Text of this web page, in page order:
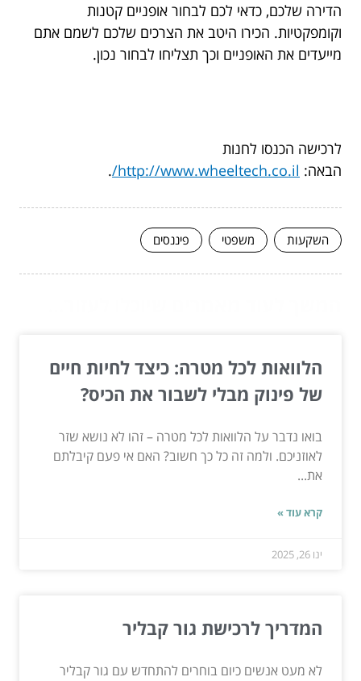
הדירה שלכם, כדאי לכם לבחור אופניים קטנות
וקומפקטיות. הכירו היטב את הצרכים שלכם לשמם אתם
מייעדים את האופניים וכך תצליחו לבחור נכון.
לרכישה הכנסו לחנות
הבאה: http://www.wheeltech.co.il/
.
השקעות משפטי פיננסים
הלוואות לכל מטרה: כיצד לחיות חיים
של פינוק מבלי לשבור את הכיס?
בואו נדבר על הלוואות לכל מטרה – זהו לא נושא שזר
לאוזניכם. ולמה זה כל כך חשוב? האם אי פעם קיבלתם
את...
קרא עוד »
ינו 26, 2025
המדריך לרכישת גור קבליר
לא מעט אנשים כיום בוחרים להתחדש עם גור קבליר